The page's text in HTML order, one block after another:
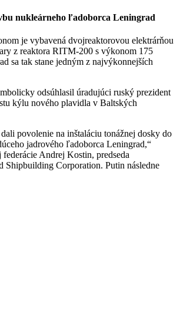
nukleárneho ľadoborca Leningrad
je vybavená dvojreaktorovou elektrárňou
z reaktora RITM-200 s výkonom 175
sa tak stane jedným z najvýkonnejších
odsúhlasil úradujúci ruský prezident
kýlu nového plavidla v Baltských
povolenie na inštaláciu tonážnej dosky do
jadrového ľadoborca Leningrad,“
Andrej Kostin, predseda
Shipbuilding Corporation. Putin následne